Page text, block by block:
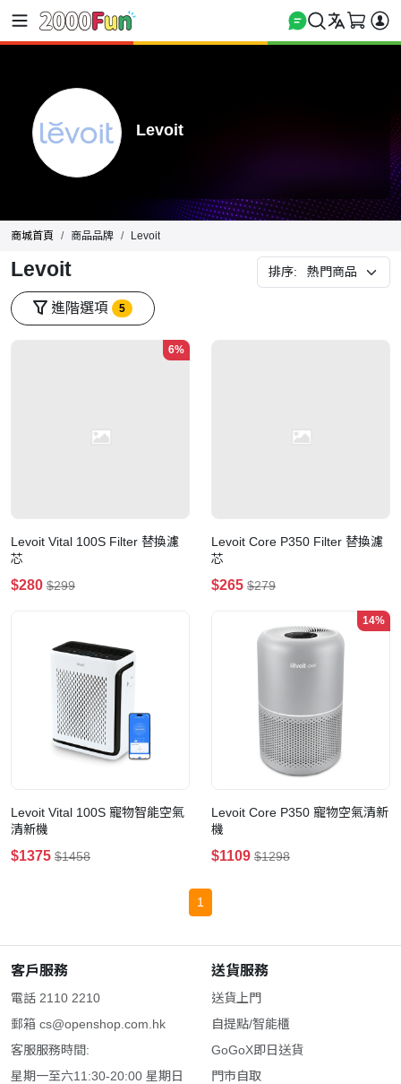
Levoit
商城首頁 商品品牌 Levoit
Levoit 排序:
進階選項 5
6%
Levoit Vital 100S Filter 替換濾
芯
$280 $299
Levoit Core P350 Filter 替換濾
芯
$265 $279
Levoit Vital 100S 寵物智能空氣
清新機
$1375 $1458
14%
Levoit Core P350 寵物空氣清新
機
$1109 $1298
1
客戶服務
電話 2110 2210
郵箱 cs@openshop.com.hk
客服服務時間:
星期一至六11:30-20:00 星期日
送貨服務
送貨上門
自提點/智能櫃
GoGoX即日送貨
門市自取